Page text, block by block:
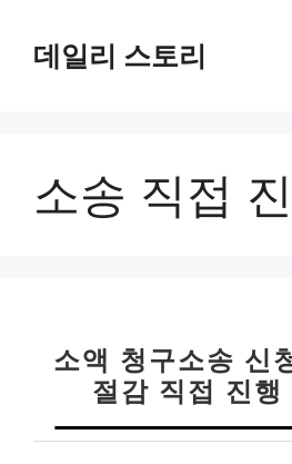
데일리 스토리
소송 직접
소액 청구소송 신
절감 직접 진행